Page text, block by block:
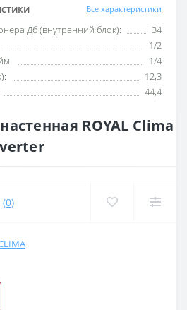
Все характеристики
Дб (внутренний блок):
34
1/2
1/4
12,3
44,4
ROYAL Clima
(0)